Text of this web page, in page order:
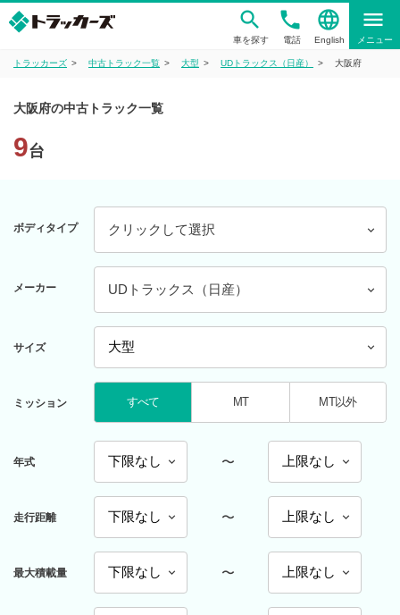
車を探す
phone
電話
language
English
menu
メニュー
トラッカーズ 中古トラック一覧 大型 UDトラックス（日産） 大阪府
大阪府の中古トラック一覧
9台
ボディタイプ クリックして選択
メーカー UDトラックス（日産）
サイズ
ミッション すべて MT MT以外
年式 〜
走行距離 〜
最大積載量 〜